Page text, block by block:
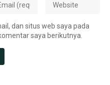
dan situs web saya pada
saya berikutnya.